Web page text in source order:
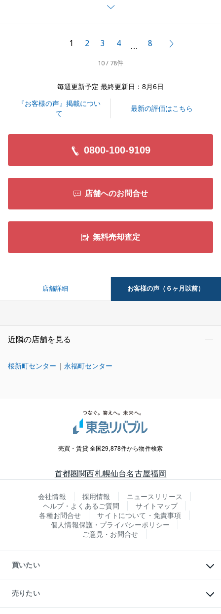
時間もない中でいつも快くご対応いただきましたこと
誠に感謝申し上げます。
1 2 3 4 … 8
10 / 78件
毎週更新予定 最終更新日：8月6日
『お客様の声』掲載につい
て
最新の評価はこちら
0800-100-9109
店舗へのお問合せ
無料売却査定
店舗詳細 お客様の声（６ヶ月以前）
近隣の店舗を見る
桜新町センター 永福町センター
売買・賃貸 全国29,878件から物件検索
首都圏関西札幌仙台名古屋福岡
会社情報 採用情報
ニュースリリース
ヘルプ・よくあるご質問
サイトマップ
各種お問合せ
サイトについて・免責事項
個人情報保護・プライバシーポリシー
ご意見・お問合せ
買いたい
新築・分譲マンションの購入
中古マンションの購入
一戸建ての購入
売りたい